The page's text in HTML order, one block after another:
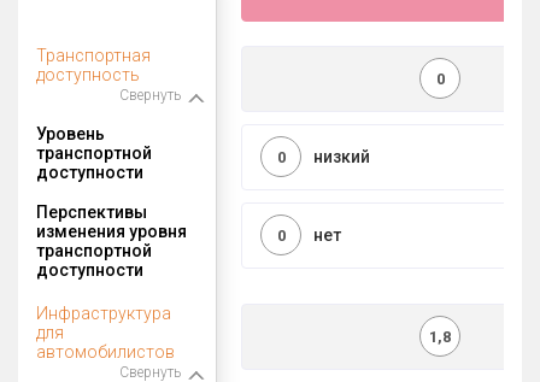
Транспортная
доступность
Свернуть
0
Уровень
транспортной
доступности
низкий
0
Перспективы
изменения уровня
транспортной
доступности
нет
0
Инфраструктура
для
автомобилистов
Свернуть
1,8